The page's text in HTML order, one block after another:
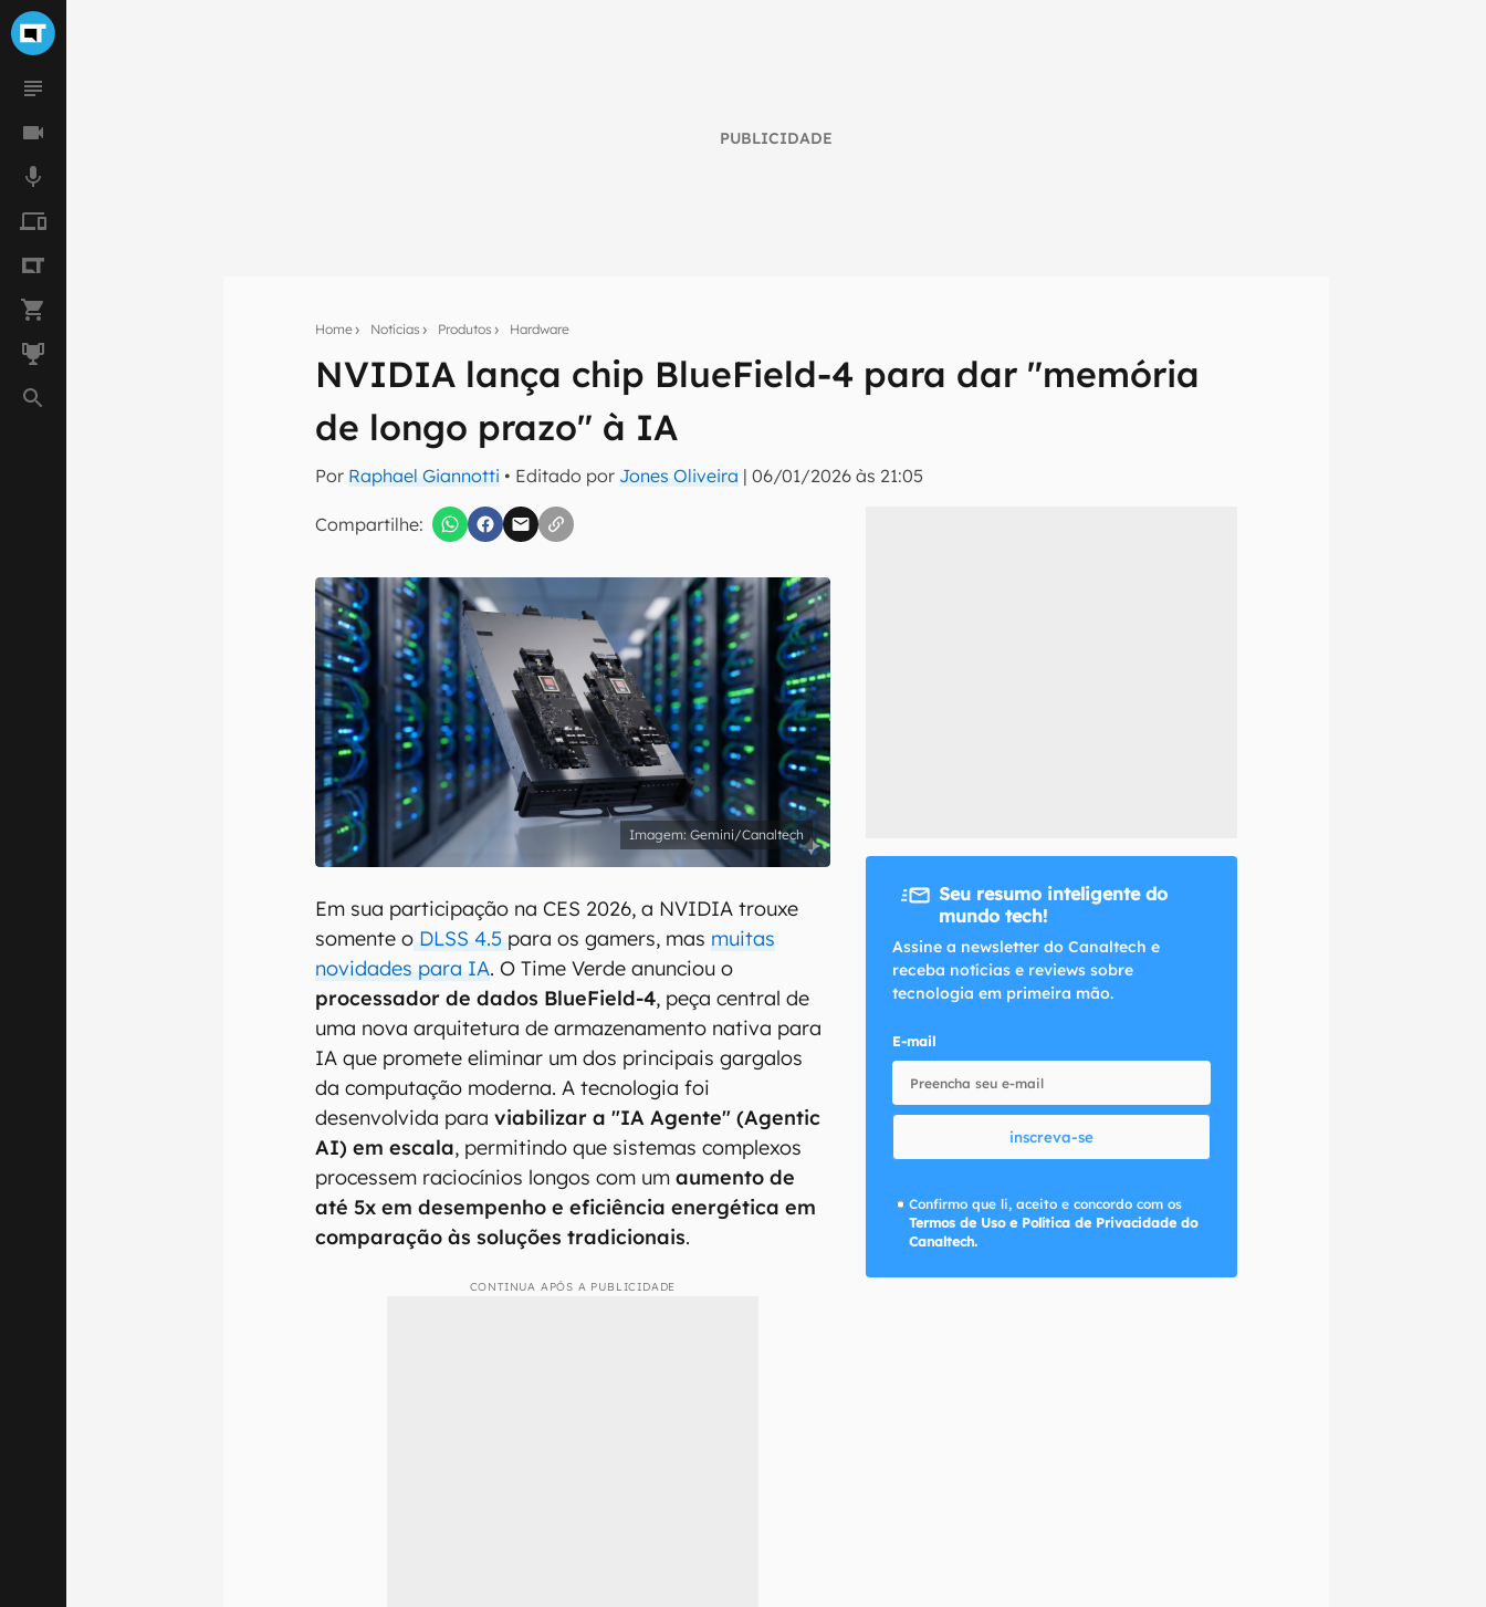
PUBLICIDADE
Home Notícias Produtos Hardware
NVIDIA lança chip BlueField-4 para dar "memória
de longo prazo" à IA
Por Raphael Giannotti • Editado por Jones Oliveira |06/01/2026 às 21:05
Compartilhe:
Seu resumo inteligente do mundo tech!
Assine a newsletter do Canaltech e receba notícias e reviews sobre tecnologia em primeira
inscreva-se
Confirmo que li, aceito e concordo com os Termos de Uso e Política de Privacidade do Canaltech.
Gemini/Canaltech
Em sua participação na CES 2026, a NVIDIA trouxe
somente o DLSS 4.5 para os gamers, mas muitas
novidades para IA. O Time Verde anunciou o
processador de dados BlueField-4, peça central de
uma nova arquitetura de armazenamento nativa para
IA que promete eliminar um dos principais gargalos
da computação moderna. A tecnologia foi
desenvolvida paraviabilizar a "IA Agente" (Agentic
AI) em escala, permitindo que sistemas complexos
processem raciocínios longos com umaumento de
até 5x em desempenho e eficiência energética em
comparação às soluções tradicionais.
CONTINUA APÓS A PUBLICIDADE
Seu resumo inteligente do
mundo tech!
Assine a newsletter do Canaltech e
receba notícias e reviews sobre
tecnologia em primeira mão.
E-mail
inscreva-se
Confirmo que li, aceito e concordo com os
Termos de Uso e Política de Privacidade do
Canaltech.